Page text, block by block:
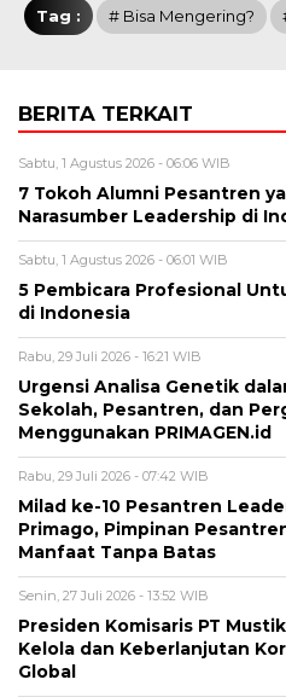
Tag : # Bisa Mengering?
BERITA TERKAIT
Sabtu, 1 Agustus 2026 - 06:06 WIB
7 Tokoh Alumni Pesantren
Narasumber Leadership di
Sabtu, 1 Agustus 2026 - 06:01 WIB
5 Pembicara Profesional
di Indonesia
Rabu, 29 Juli 2026 - 16:21 WIB
Urgensi Analisa Genetik
Sekolah, Pesantren, dan
Menggunakan PRIMAGEN.id
Rabu, 29 Juli 2026 - 07:42 WIB
Milad ke-10 Pesantren
Primago, Pimpinan
Manfaat Tanpa Batas
Senin, 27 Juli 2026 - 13:52 WIB
Presiden Komisaris PT
Kelola dan Keberlanjutan
Global